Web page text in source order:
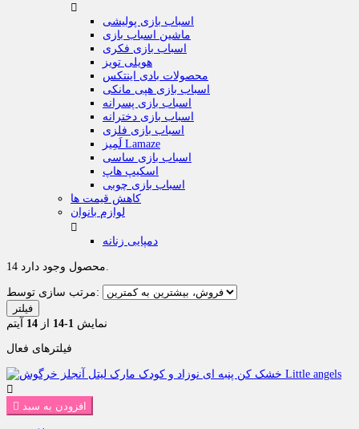

اسباب بازی پولیشی
ماشین اسباب بازی
اسباب بازی فکری
هویلی تویز
محصولات بادی اینتکس
اسباب بازی هپی مانکی
اسباب بازی پسرانه
اسباب بازی دخترانه
اسباب بازی فلزی
لَمِیز Lamaze
اسباب بازی ساسی
اسکیپ هاپ
اسباب بازی چوبی
کاهش قیمت ها
لوازم بانوان

دمپایی زنانه
مرتب سازی توسط:
فیلتر
نمایش 1-14 از 14 آیتم
فیلترهای فعال

 افزودن به سبد